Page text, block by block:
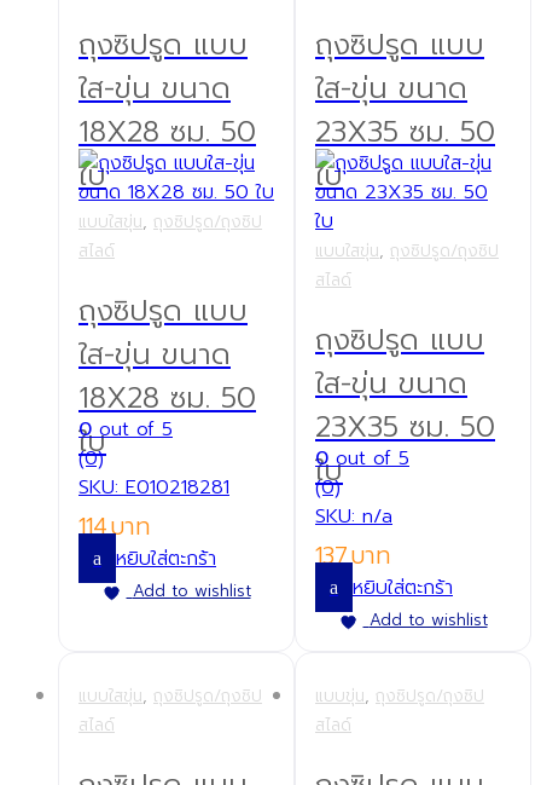
ถุงซิปรูด แบบ
ใส-ขุ่น ขนาด
18X28 ซม. 50
ใบ
แบบใสขุ่น, ถุงซิปรูด/ถุงซิป
สไลด์
ถุงซิปรูด แบบ
ใส-ขุ่น ขนาด
18X28 ซม. 50
ใบ
0out of 5
(0)
SKU: E010218281
114
หยิบใส่ตะกร้า
Add to wishlist
ถุงซิปรูด แบบ
ใส-ขุ่น ขนาด
23X35 ซม. 50
ใบ
แบบใสขุ่น, ถุงซิปรูด/ถุงซิป
สไลด์
ถุงซิปรูด แบบ
ใส-ขุ่น ขนาด
23X35 ซม. 50
ใบ
0out of 5
(0)
SKU: n/a
137
หยิบใส่ตะกร้า
Add to wishlist
แบบใสขุ่น, ถุงซิปรูด/ถุงซิป
สไลด์
แบบขุ่น, ถุงซิปรูด/ถุงซิป
สไลด์